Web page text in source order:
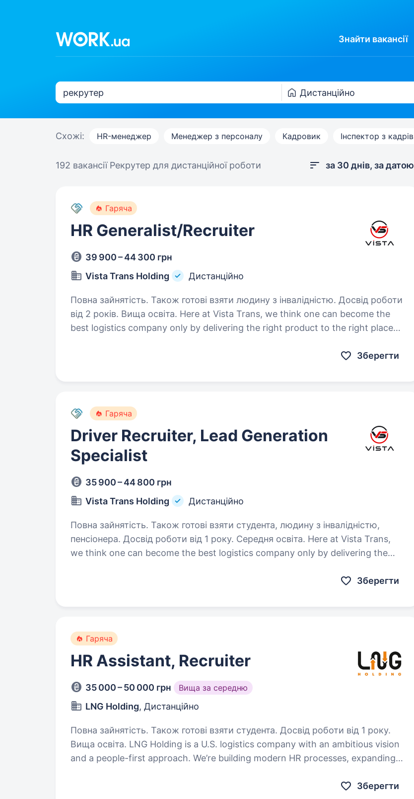
Знайти вакансії
Схожі: HR-менеджер Менеджер з персоналу Кадровик Інспектор з кадрів
192 вакансії Рекрутер для дистанційної роботи за 30 днів, за датою
Гаряча
HR Generalist/Recruiter
39 900 – 44 300 грн
Vista Trans Holding
Дистанційно
Повна зайнятість. Також готові взяти людину з інвалідністю. Досвід роботи
від 2 років. Вища освіта. Here at Vista Trans, we think one can become the
best logistics company only by delivering the right product to the right place
Зберегти
Гаряча
Driver Recruiter, Lead Generation
Specialist
35 900 – 44 800 грн
Vista Trans Holding
Дистанційно
Повна зайнятість. Також готові взяти студента, людину з інвалідністю,
пенсіонера. Досвід роботи від 1 року. Середня освіта. Here at Vista Trans,
we think one can become the best logistics company only by delivering the
Зберегти
Гаряча
HR Assistant, Recruiter
35 000 – 50 000 грн Вища за середню
LNG Holding, Дистанційно
Повна зайнятість. Також готові взяти студента. Досвід роботи від 1 року.
Вища освіта. LNG Holding is a U.S. logistics company with an ambitious vision
and a people-first approach. We’re building modern HR processes, expanding
Зберегти